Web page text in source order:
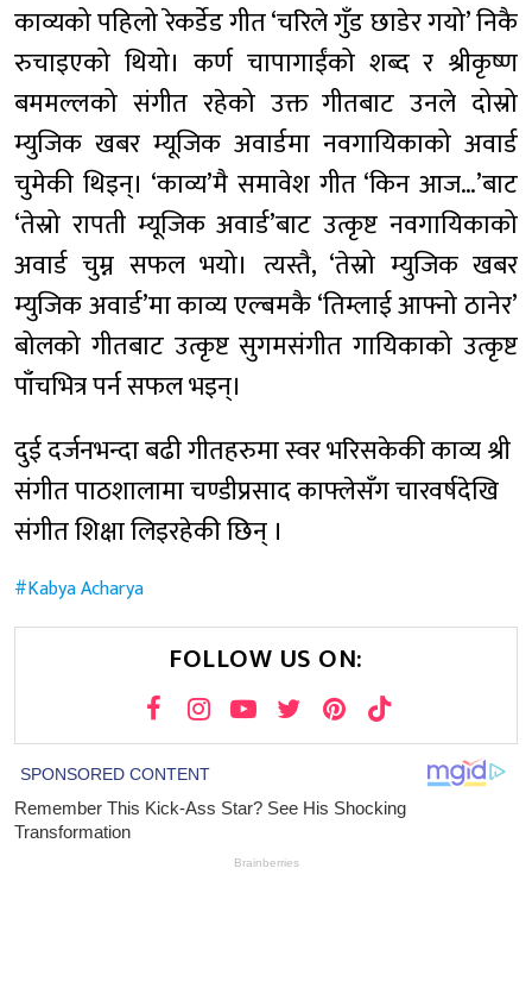
काव्यको पहिलो रेकर्डेड गीत ‘चरिले गुँड छाडेर गयो’ निकै
रुचाइएको थियो। कर्ण चापागाईंको शब्द र श्रीकृष्ण
बममल्लको संगीत रहेको उक्त गीतबाट उनले दोस्रो
म्युजिक खबर म्यूजिक अवार्डमा नवगायिकाको अवार्ड
चुमेकी थिइन्। ‘काव्य’मै समावेश गीत ‘किन आज…’बाट
‘तेस्रो रापती म्यूजिक अवार्ड’बाट उत्कृष्ट नवगायिकाको
अवार्ड चुम्न सफल भयो। त्यस्तै, ‘तेस्रो म्युजिक खबर
म्युजिक अवार्ड’मा काव्य एल्बमकै ‘तिम्लाई आफ्नो ठानेर’
बोलको गीतबाट उत्कृष्ट सुगमसंगीत गायिकाको उत्कृष्ट
पाँचभित्र पर्न सफल भइन्।
दुई दर्जनभन्दा बढी गीतहरुमा स्वर भरिसकेकी काव्य श्री
संगीत पाठशालामा चण्डीप्रसाद काफ्लेसँग चारवर्षदेखि
संगीत शिक्षा लिइरहेकी छिन् ।
Kabya Acharya
FOLLOW US ON: